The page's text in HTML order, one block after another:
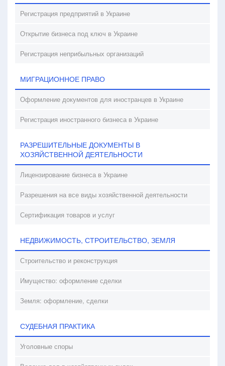
Регистрация предприятий в Украине
Открытие бизнеса под ключ в Украине
Регистрация неприбыльных организаций
МИГРАЦИОННОЕ ПРАВО
Оформление документов для иностранцев в Украине
Регистрация иностранного бизнеса в Украине
РАЗРЕШИТЕЛЬНЫЕ ДОКУМЕНТЫ В
ХОЗЯЙСТВЕННОЙ ДЕЯТЕЛЬНОСТИ
Лицензирование бизнеса в Украине
Разрешения на все виды хозяйственной деятельности
Сертификация товаров и услуг
НЕДВИЖИМОСТЬ, СТРОИТЕЛЬСТВО, ЗЕМЛЯ
Строительство и реконструкция
Имущество: оформление сделки
Земля: оформление, сделки
СУДЕБНАЯ ПРАКТИКА
Уголовные споры